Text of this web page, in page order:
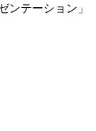
ンテーション」